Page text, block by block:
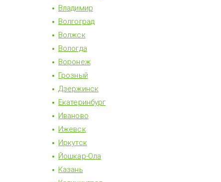
Владимир
Волгоград
Волжск
Вологда
Воронеж
Грозный
Дзержинск
Екатеринбург
Иваново
Ижевск
Иркутск
Йошкар-Ола
Казань